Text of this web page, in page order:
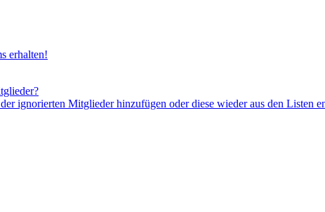
erhalten!
ignorierten Mitglieder hinzufügen oder diese wieder aus den Listen